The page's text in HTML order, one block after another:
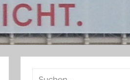
Suchen